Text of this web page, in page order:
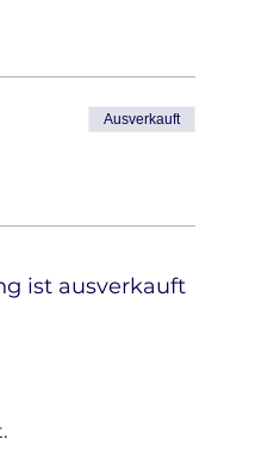
Ausverkauft
ist ausverkauft